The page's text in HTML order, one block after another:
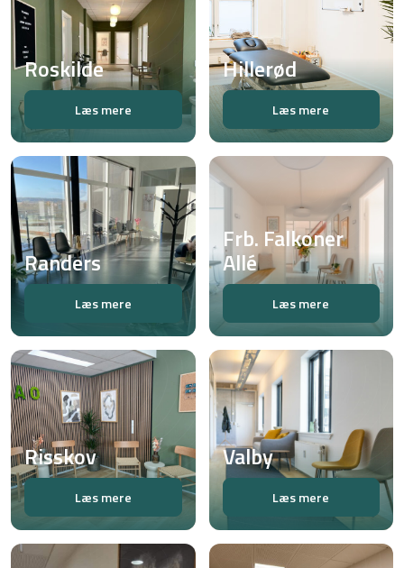
Roskilde
Læs mere
Hillerød
Læs mere
Randers
Læs mere
Frb. Falkoner
Allé
Læs mere
Risskov
Læs mere
Valby
Læs mere